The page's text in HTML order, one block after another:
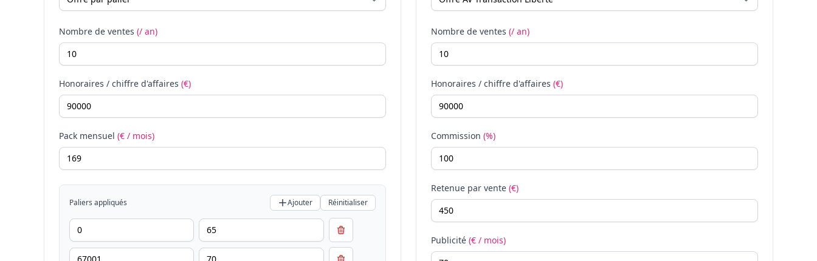
Nombre de ventes (/ an)
Honoraires / chiffre d'affaires (€)
Pack mensuel (€ / mois)
Paliers appliqués Ajouter Réinitialiser
Nombre de ventes (/ an)
Honoraires / chiffre d'affaires (€)
Commission (%)
Retenue par vente (€)
Publicité (€ / mois)